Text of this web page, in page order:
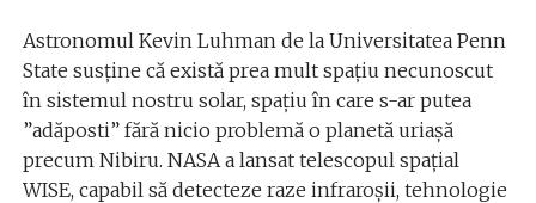
Astronomul Kevin Luhman de la Universitatea Penn
State susține că există prea mult spațiu necunoscut
în sistemul nostru solar, spațiu în care s-ar putea
”adăposti” fără nicio problemă o planetă uriașă
precum Nibiru. NASA a lansat telescopul spațial
WISE, capabil să detecteze raze infraroșii, tehnologie